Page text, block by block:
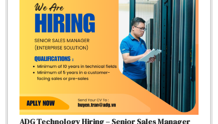
ADG Technology Hiring – Senior Sales Manager